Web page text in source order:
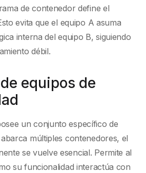
de contenedor define el
evita que el equipo A asuma
interna del equipo B, siguiendo
débil.
equipos de
un conjunto específico de
múltiples contenedores, el
se vuelve esencial. Permite al
su funcionalidad interactúa con